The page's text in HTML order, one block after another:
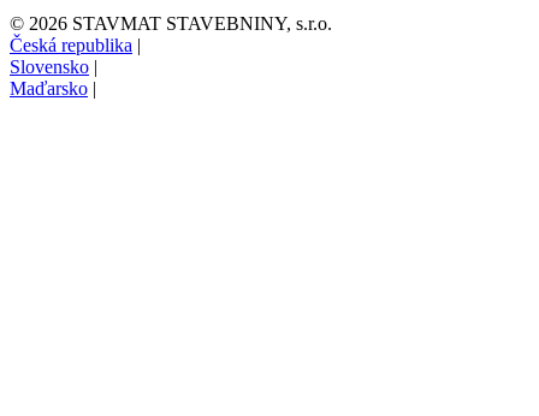
© 2026 STAVMAT STAVEBNINY, s.r.o.
Česká republika |
Slovensko |
Maďarsko |